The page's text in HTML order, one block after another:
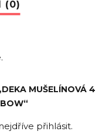
MUŠELÍNOVÁ 4
přihlásit.